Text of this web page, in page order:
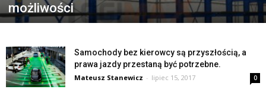
możliwości
Samochody bez kierowcy są przyszłością, a
prawa jazdy przestaną być potrzebne.
Mateusz Stanewicz - lipiec 15, 2017 0